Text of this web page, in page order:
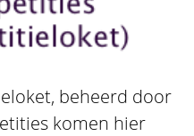
beheerd door
komen hier